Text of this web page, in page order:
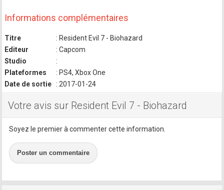
Informations complémentaires
Titre
: Resident Evil 7 - Biohazard
Editeur
: Capcom
Studio
:
Plateformes
: PS4, Xbox One
Date de sortie
: 2017-01-24
Votre avis sur Resident Evil 7 - Biohazard
Soyez le premier à commenter cette information.
Poster un commentaire